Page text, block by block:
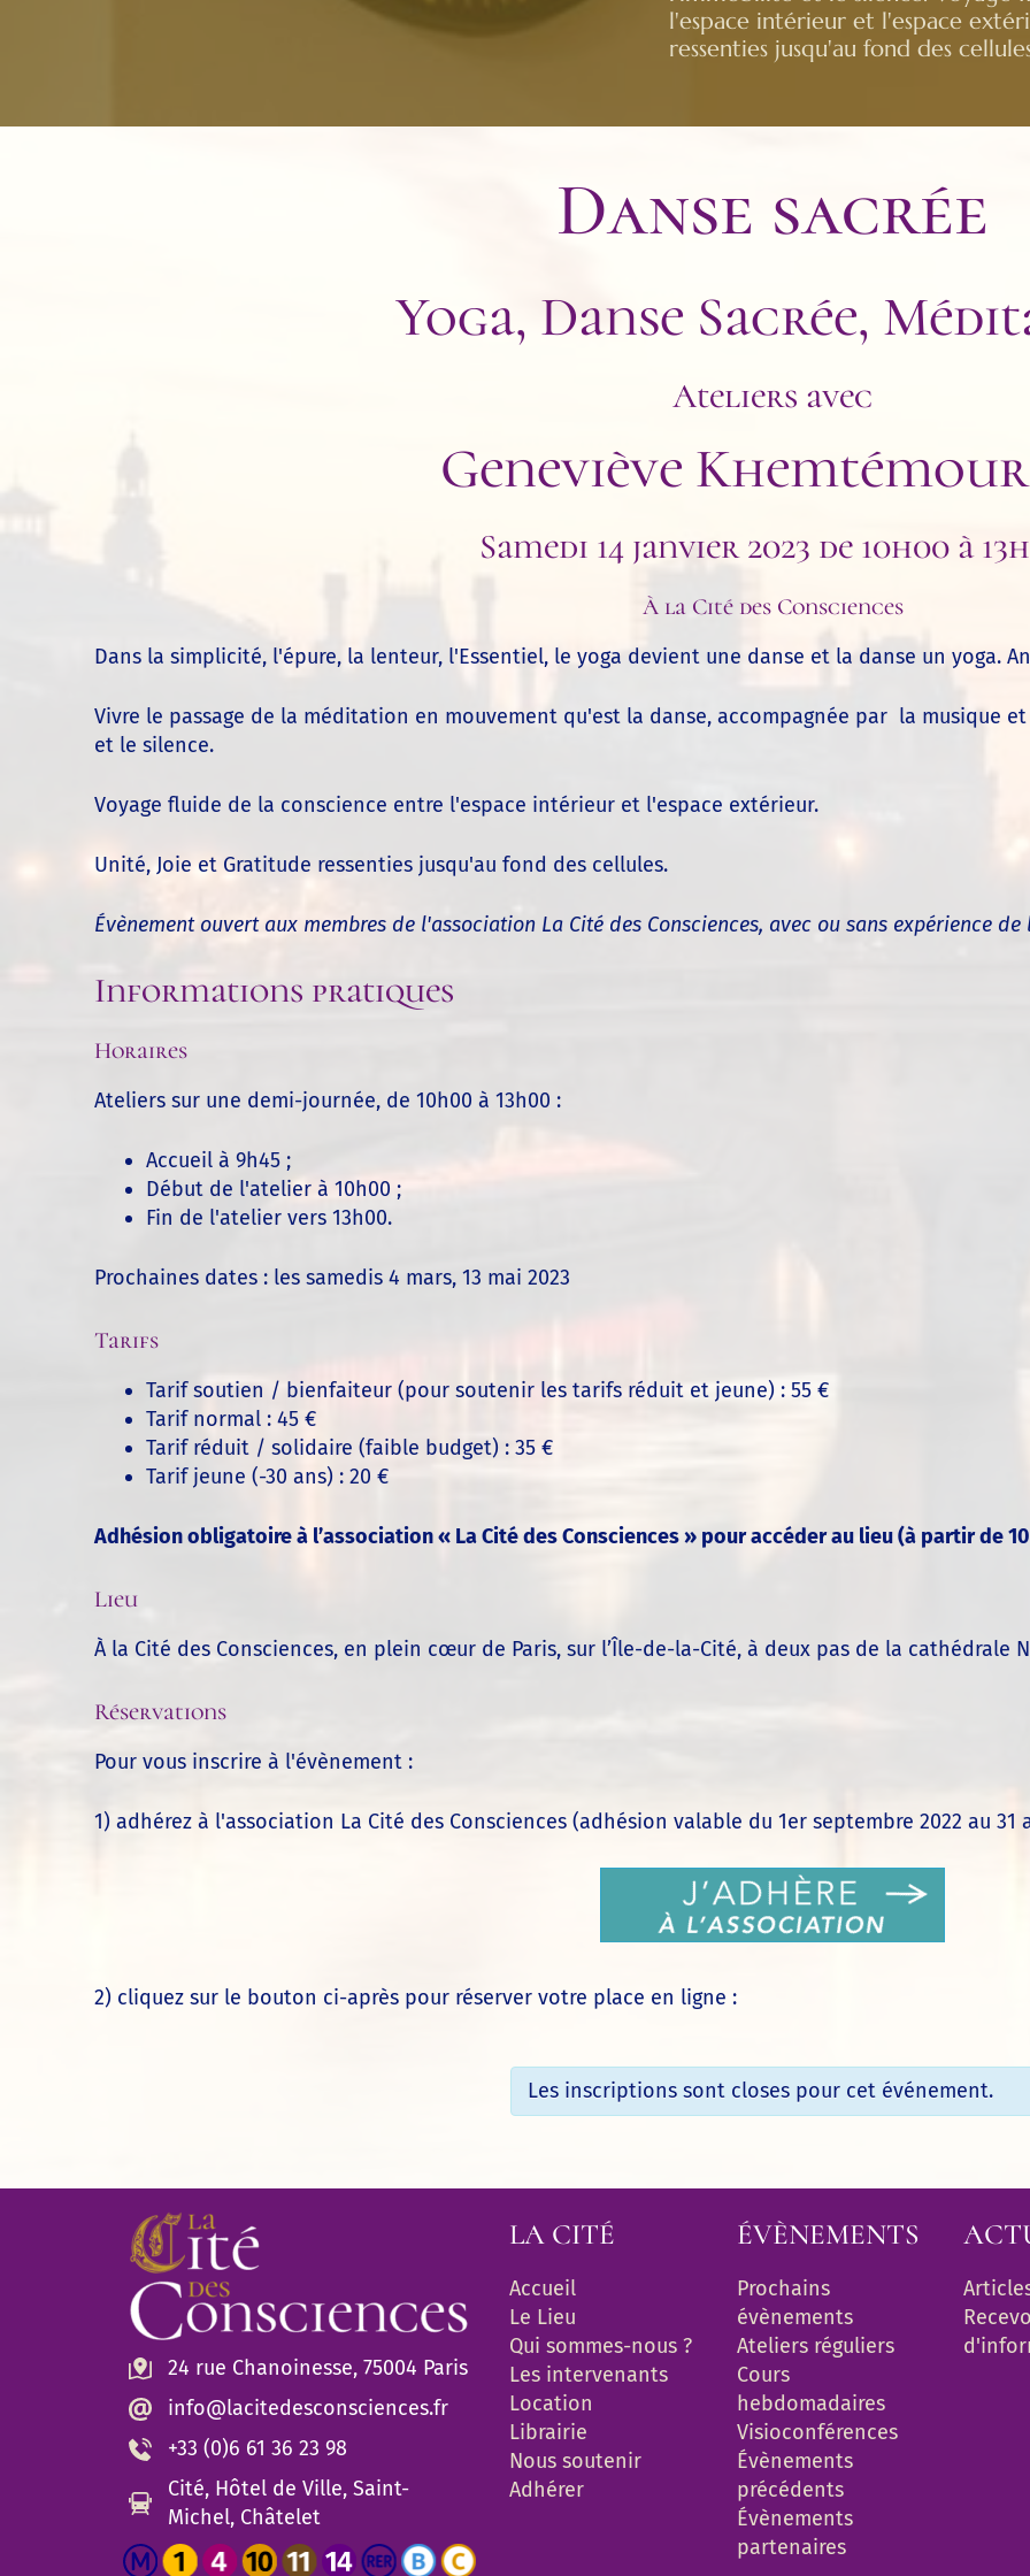
l'espace intérieur et l'espace
ressenties jusqu'au fond des
Danse sacrée
Yoga, Danse Sacrée,
Ateliers avec
Geneviève
Samedi 14 janvier 2023 de 10h00 à
À la Cité des Consciences
Dans la simplicité, l'épure, la lenteur, l'Essentiel, le yoga devient une danse et la danse un yoga.
Vivre le passage de la méditation en mouvement qu'est la danse, accompagnée par la musique
et le silence.
Voyage fluide de la conscience entre l'espace intérieur et l'espace extérieur.
Unité, Joie et Gratitude ressenties jusqu'au fond des cellules.
Évènement ouvert aux membres de l'association La Cité des Consciences, avec ou sans expérience
Informations pratiques
Horaires
Ateliers sur une demi-journée, de 10h00 à 13h00 :
Accueil à 9h45 ;
Début de l'atelier à 10h00 ;
Fin de l'atelier vers 13h00.
Prochaines dates : les samedis 4 mars, 13 mai 2023
Tarifs
Tarif soutien / bienfaiteur (pour soutenir les tarifs réduit et jeune) : 55 €
Tarif normal : 45 €
Tarif réduit / solidaire (faible budget) : 35 €
Tarif jeune (-30 ans) : 20 €
Adhésion obligatoire à l’association « La Cité des Consciences » pour accéder au lieu (à partir de
Lieu
À la Cité des Consciences, en plein cœur de Paris, sur l’Île-de-la-Cité, à deux pas de la cathédrale
Réservations
Pour vous inscrire à l'évènement :
1) adhérez à l'association La Cité des Consciences (adhésion valable du 1er septembre 2022 au
2) cliquez sur le bouton ci-après pour réserver votre place en ligne :
Les inscriptions sont closes pour cet événement.
24 rue Chanoinesse, 75004 Paris
info@lacitedesconsciences.fr
+33 (0)6 61 36 23 98
Cité, Hôtel de Ville, Saint-
Michel, Châtelet
LA CITÉ
Accueil
Le Lieu
Qui sommes-nous ?
Les intervenants
Location
Librairie
Nous soutenir
Adhérer
ÉVÈNEMENTS
Prochains
évènements
Ateliers réguliers
Cours
hebdomadaires
Visioconférences
Évènements
précédents
Évènements
partenaires